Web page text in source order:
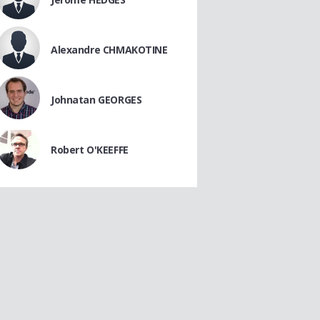
Alexandre CHMAKOTINE
Johnatan GEORGES
Robert O'KEEFFE